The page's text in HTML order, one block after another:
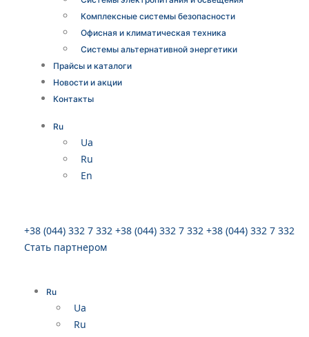
Комплексные системы безопасности
Офисная и климатическая техника
Системы альтернативной энергетики
Прайсы и каталоги
Новости и акции
Контакты
Ru
Ua
Ru
En
+38 (044) 332 7 332 +38 (044) 332 7 332 +38 (044) 332 7 332
Стать партнером
Ru
Ua
Ru